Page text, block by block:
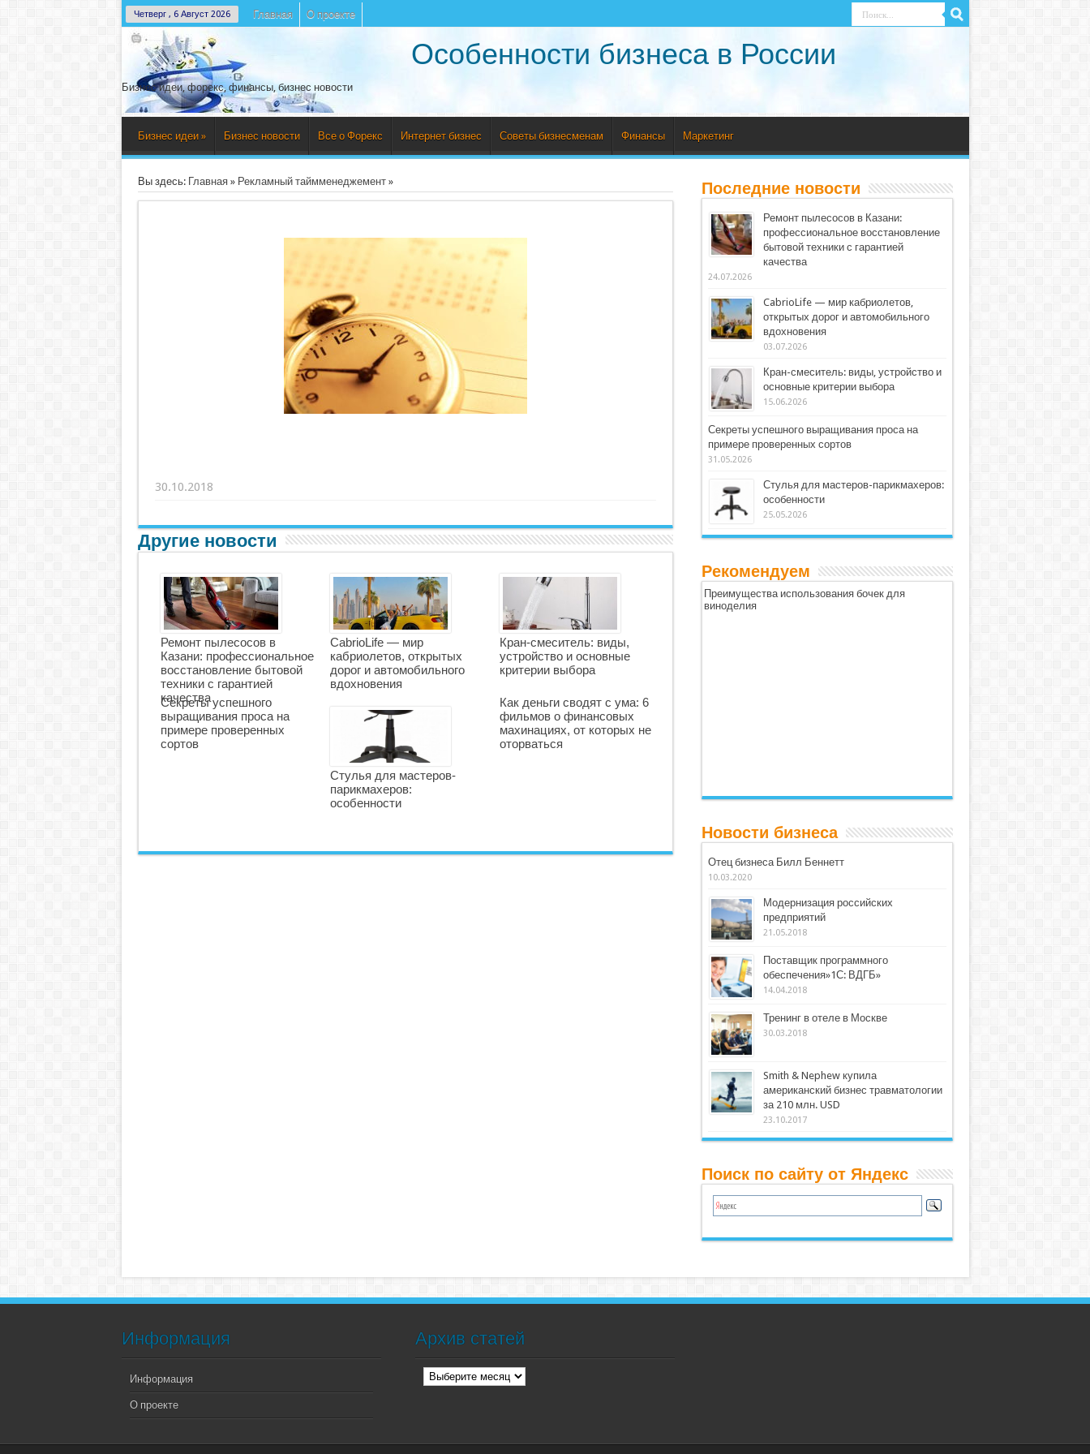
Четверг , 6 Август 2026 Главная О проекте
Особенности бизнеса в России
Бизнес идеи, форекс, финансы, бизнес новости
Бизнес идеи » Бизнес новости Все о Форекс Интернет бизнес Советы бизнесменам Финансы Маркетинг
Вы здесь: Главная» Рекламный таймменеджемент»
30.10.2018
Другие новости
Ремонт пылесосов в
Казани: профессиональное
восстановление бытовой
техники с гарантией
качества
CabrioLife — мир
кабриолетов, открытых
дорог и автомобильного
вдохновения
Кран-смеситель: виды,
устройство и основные
критерии выбора
Секреты успешного
выращивания проса на
примере проверенных
сортов
Стулья для мастеров-
парикмахеров:
особенности
Как деньги сводят с ума: 6
фильмов о финансовых
махинациях, от которых не
оторваться
Последние новости
Ремонт пылесосов в Казани:
профессиональное восстановление
бытовой техники с гарантией
качества
24.07.2026
CabrioLife — мир кабриолетов,
открытых дорог и автомобильного
вдохновения
03.07.2026
Кран-смеситель: виды, устройство и
основные критерии выбора
15.06.2026
Секреты успешного выращивания проса на
примере проверенных сортов
31.05.2026
Стулья для мастеров-парикмахеров:
особенности
25.05.2026
Рекомендуем
Преимущества использования бочек для
виноделия
Новости бизнеса
Отец бизнеса Билл Беннетт
10.03.2020
Модернизация российских
предприятий
21.05.2018
Поставщик программного
обеспечения»1С: ВДГБ»
14.04.2018
Тренинг в отеле в Москве
30.03.2018
Smith & Nephew купила
американский бизнес травматологии
за 210 млн. USD
23.10.2017
Поиск по сайту от Яндекс
Информация
Информация
О проекте
Архив статей
Архив
статей